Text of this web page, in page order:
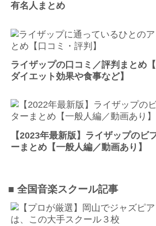
有名人まとめ
ライザップの口コミ／評判まとめ
ダイエット効果や食事など】
【2023年最新版】ライザップのビ
ーまとめ【一般人編／動画あり】
■ 全国音楽スクール記事